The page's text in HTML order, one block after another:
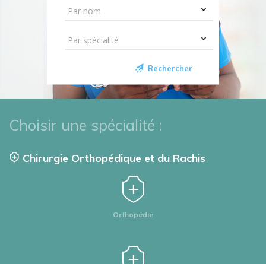
Rechercher
Choisir une spécialité :
Chirurgie Orthopédique et du Rachis
Orthopédie